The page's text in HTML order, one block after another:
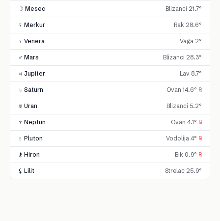
☽ Mesec Blizanci 21.7°
☿ Merkur Rak 28.6°
♀ Venera Vaga 2°
♂ Mars Blizanci 28.3°
♃ Jupiter Lav 8.7°
♄ Saturn Ovan 14.6° ℞
♅ Uran Blizanci 5.2°
♆ Neptun Ovan 4.1° ℞
♇ Pluton Vodolija 4° ℞
⚷ Hiron Bik 0.9° ℞
⚸ Lilit Strelac 25.9°